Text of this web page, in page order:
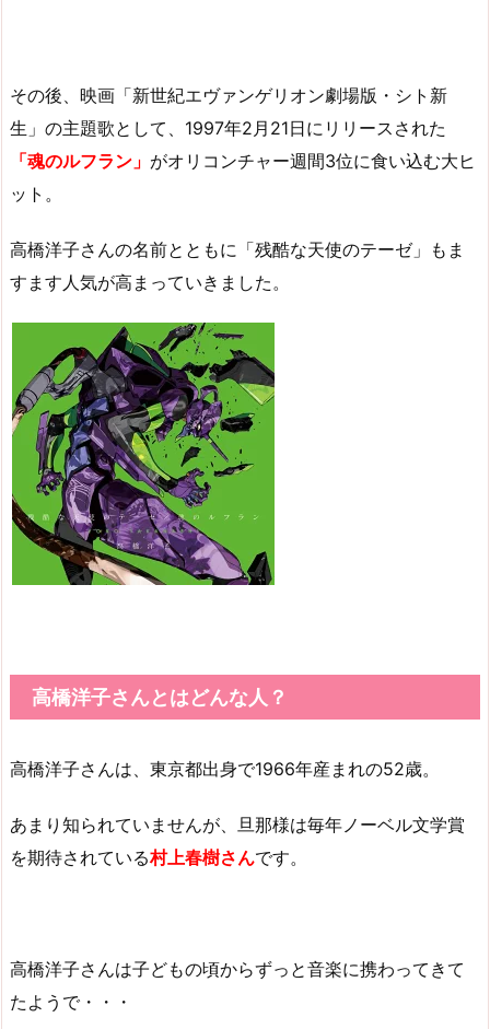
その後、映画「新世紀エヴァンゲリオン劇場版・シト新
生」の主題歌として、1997年2月21日にリリースされた
「魂のルフラン」 がオリコンチャー週間3位に食い込む大ヒ
ット。
高橋洋子さんの名前とともに「残酷な天使のテーゼ」もま
すます人気が高まっていきました。
高橋洋子さんとはどんな人？
高橋洋子さんは、東京都出身で1966年産まれの52歳。
あまり知られていませんが、旦那様は毎年ノーベル文学賞
を期待されている村上春樹さんです。
高橋洋子さんは子どもの頃からずっと音楽に携わってきて
たようで・・・